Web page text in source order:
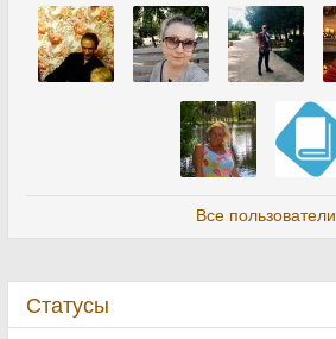
Все пользователи
Статусы